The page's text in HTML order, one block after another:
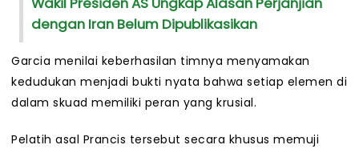
dengan Iran Belum Dipublikasikan
Garcia menilai keberhasilan timnya menyamakan
kedudukan menjadi bukti nyata bahwa setiap elemen di
dalam skuad memiliki peran yang krusial.
Pelatih asal Prancis tersebut secara khusus memuji